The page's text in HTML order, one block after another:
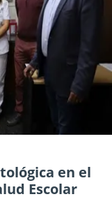
en el
Escolar